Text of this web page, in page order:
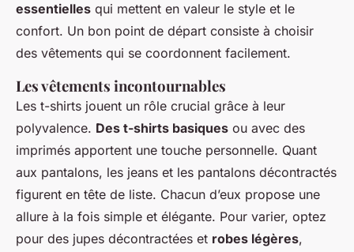
essentielles qui mettent en valeur le style et le
confort. Un bon point de départ consiste à choisir
des vêtements qui se coordonnent facilement.
Les vêtements incontournables
Les t-shirts jouent un rôle crucial grâce à leur
polyvalence. Des t-shirts basiques ou avec des
imprimés apportent une touche personnelle. Quant
aux pantalons, les jeans et les pantalons décontractés
figurent en tête de liste. Chacun d’eux propose une
allure à la fois simple et élégante. Pour varier, optez
pour des jupes décontractées et robes légères,